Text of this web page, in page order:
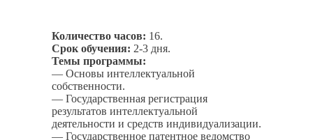
Количество часов: 16.
Срок обучения: 2-3 дня.
Темы программы:
— Основы интеллектуальной
собственности.
— Государственная регистрация
результатов интеллектуальной
деятельности и средств индивидуализации.
— Государственное патентное ведомство